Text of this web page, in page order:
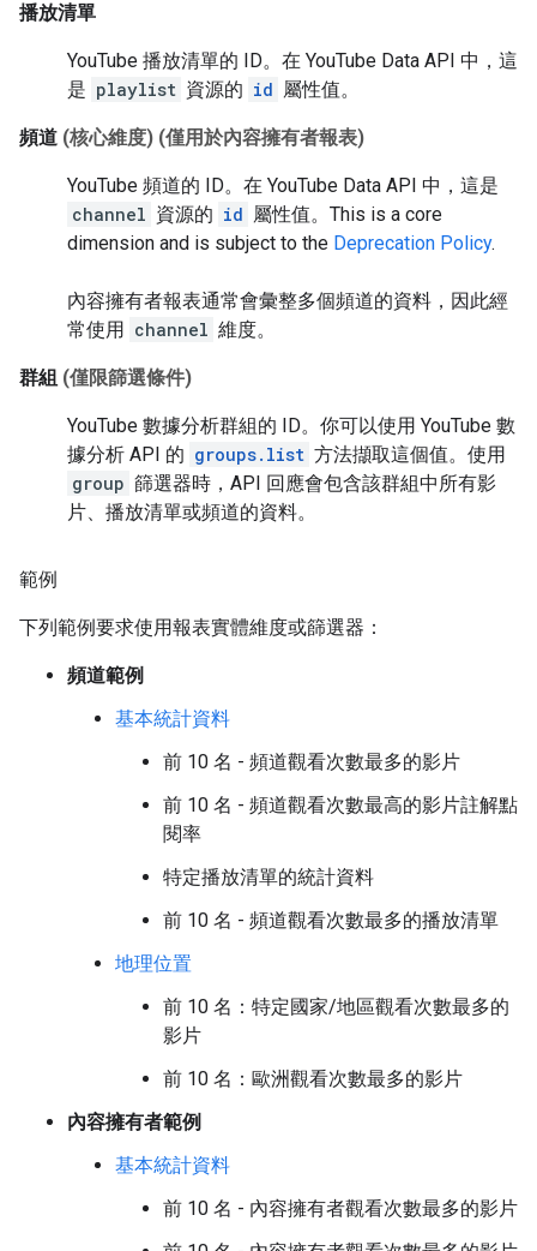
播放清單
YouTube 播放清單的 ID。在 YouTube Data API 中，這
是 playlist 資源的 id 屬性值。
頻道 (核心維度) (僅用於內容擁有者報表)
YouTube 頻道的 ID。在 YouTube Data API 中，這是
channel 資源的 id 屬性值。 This is a core
dimension and is subject to the Deprecation Policy.
內容擁有者報表通常會彙整多個頻道的資料，因此經
常使用 channel 維度。
群組 (僅限篩選條件)
YouTube 數據分析群組的 ID。你可以使用 YouTube 數
據分析 API 的 groups.list 方法擷取這個值。使用
group 篩選器時，API 回應會包含該群組中所有影
片、播放清單或頻道的資料。
範例
下列範例要求使用報表實體維度或篩選器：
頻道範例
基本統計資料
前 10 名 - 頻道觀看次數最多的影片
前 10 名 - 頻道觀看次數最高的影片註解點
閱率
特定播放清單的統計資料
前 10 名 - 頻道觀看次數最多的播放清單
地理位置
前 10 名：特定國家/地區觀看次數最多的
影片
前 10 名：歐洲觀看次數最多的影片
內容擁有者範例
基本統計資料
前 10 名 - 內容擁有者觀看次數最多的影片